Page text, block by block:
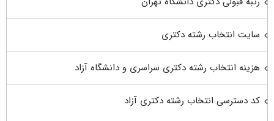
سایت انتخاب رشته دکتری
هزینه انتخاب رشته دکتری سراسری و دانشگاه آزاد
کد دسترسی انتخاب رشته دکتری آزاد